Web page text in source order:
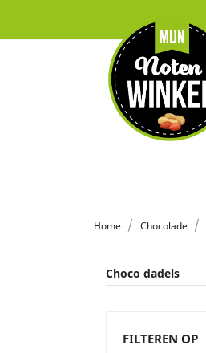
Home Chocolade
Choco dadels
FILTEREN OP